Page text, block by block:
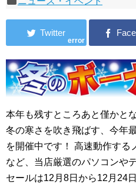
error
本年も残すところあと僅かと
冬の寒さを吹き飛ばす、今年
を開催中です！
高速動作する
など、当店厳選のパソコンや
セールは12月8日から12月24